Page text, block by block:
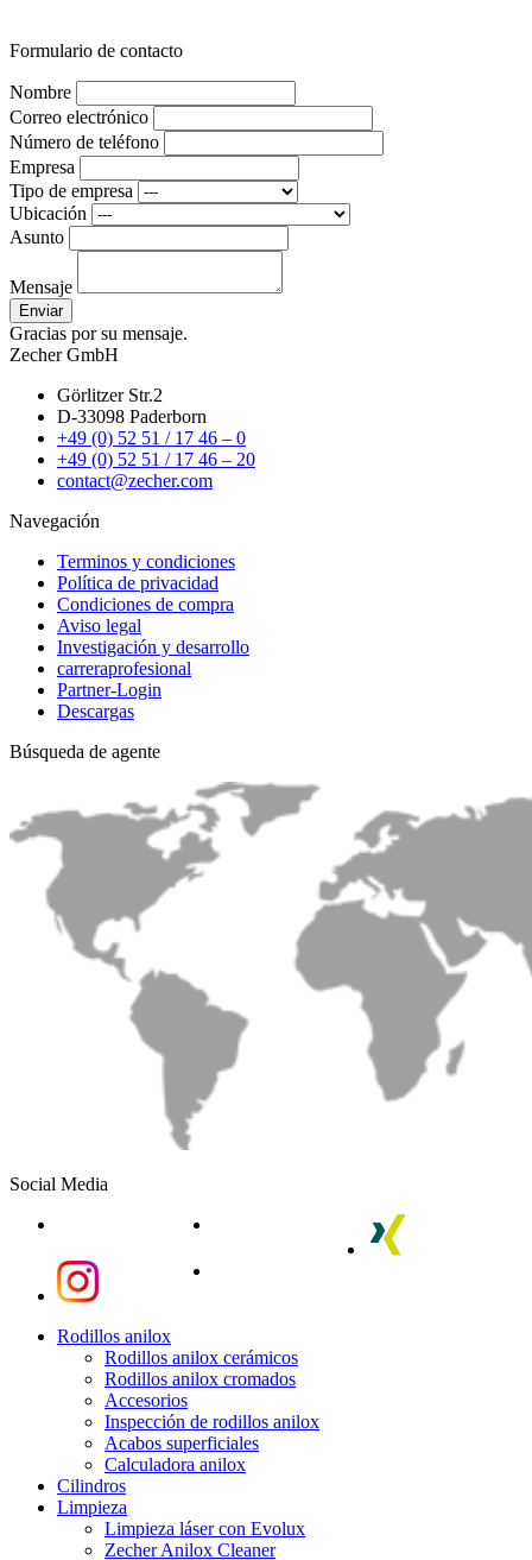
Formulario de contacto
Nombre
Correo electrónico
Número de teléfono
Empresa
Tipo de empresa
Ubicación
Asunto
Mensaje
Enviar
Gracias por su mensaje.
Zecher GmbH
Görlitzer Str.2
D-33098 Paderborn
+49 (0) 52 51 / 17 46 – 0
+49 (0) 52 51 / 17 46 – 20
contact@zecher.com
Navegación
Terminos y condiciones
Política de privacidad
Condiciones de compra
Aviso legal
Investigación y desarrollo
carreraprofesional
Partner-Login
Descargas
Búsqueda de agente
Social Media
xing
instagram
Close
Rodillos anilox
Rodillos anilox cerámicos
Rodillos anilox cromados
Accesorios
Inspección de rodillos anilox
Acabos superficiales
Calculadora anilox
Cilindros
Limpieza
Limpieza láser con Evolux
Zecher Anilox Cleaner